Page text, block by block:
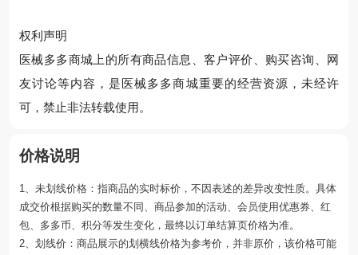
权利声明
医械多多商城上的所有商品信息、客户评价、购买咨询、网
友讨论等内容，是医械多多商城重要的经营资源，未经许
可，禁止非法转载使用。
价格说明
1、未划线价格：指商品的实时标价，不因表述的差异改变性质。具体
成交价根据购买的数量不同、商品参加的活动、会员使用优惠券、红
包、多多币、积分等发生变化，最终以订单结算页价格为准。
2、划线价：商品展示的划横线价格为参考价，并非原价，该价格可能